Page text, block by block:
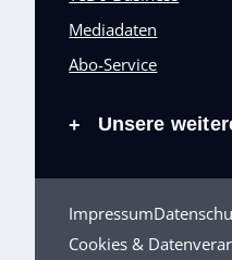
Mediadaten
Abo-Service
+ Unsere
Impressum
Cookies &